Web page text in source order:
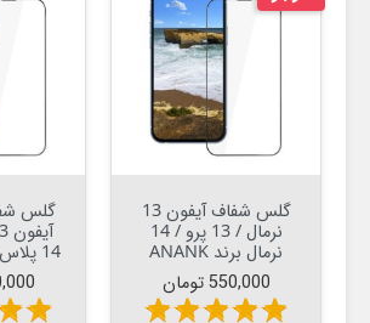
گلس شفاف آیفون 13
نرمال / 13 پرو / 14
نرمال برند ANANK
قیمت
550,000 تومان
star
star
star
star
star
گلس
14 پلاس برند ANANK
star